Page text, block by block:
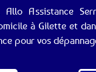
Allo Assistance
à Gilette et
pour vos